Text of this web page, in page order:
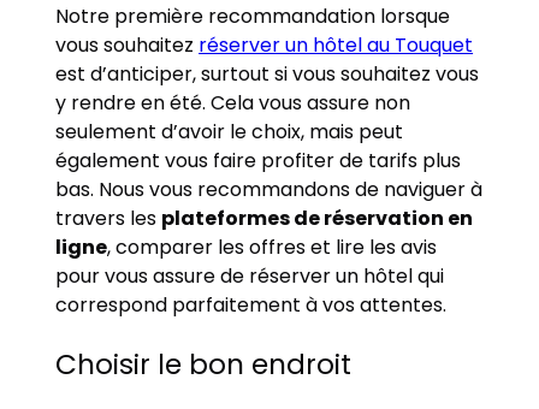
Notre première recommandation lorsque
vous souhaitez réserver un hôtel au Touquet
est d’anticiper, surtout si vous souhaitez vous
y rendre en été. Cela vous assure non
seulement d’avoir le choix, mais peut
également vous faire profiter de tarifs plus
bas. Nous vous recommandons de naviguer à
travers les plateformes de réservation en
ligne, comparer les offres et lire les avis
pour vous assure de réserver un hôtel qui
correspond parfaitement à vos attentes.
Choisir le bon endroit